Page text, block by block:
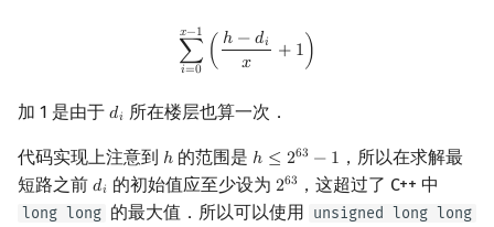
𝑥−1
∑
𝑖=0
( ℎ−𝑑𝑖
𝑥 + 1 )
∑i= 0x− 1(h−d )
加 1 是由于 𝑑𝑖
di 所在楼层也算一次．
代码实现上注意到 ℎ
h 的范围是 ℎ ≤ 263 − 1
h ≤2 63−1
，所以在求解最
短路之前 𝑑𝑖
di 的初始值应至少设为 263
263 ，这超过了 C++ 中
long long 的最大值．所以可以使用 unsigned long long